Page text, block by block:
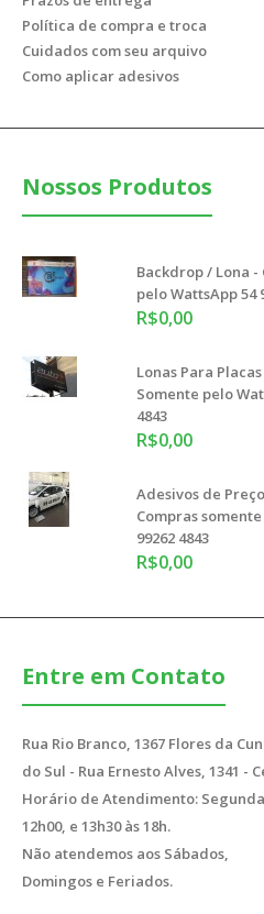
Faixa 500x95 cm - Compras
Compras somente pelo
Política de compra e troca
Cuidados com seu arquivo
Como aplicar adesivos
Nossos Produtos
Backdrop / Lona -
pelo WattsApp 54
R$0,00
Lonas Para
Somente pelo
4843
R$0,00
Adesivos de
Compras
99262 4843
R$0,00
Entre em Contato
Rua Rio Branco, 1367 Flores da
do Sul - Rua Ernesto Alves, 1341 -
Horário de Atendimento:
12h00, e 13h30 às 18h.
Não atendemos aos Sábados,
Domingos e Feriados.